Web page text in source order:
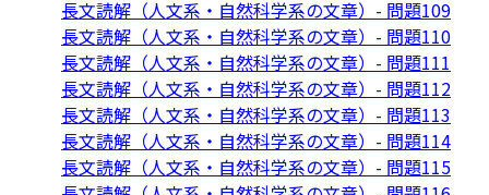
長文読解（人文系・自然科学系の文章）- 問題109
長文読解（人文系・自然科学系の文章）- 問題110
長文読解（人文系・自然科学系の文章）- 問題111
長文読解（人文系・自然科学系の文章）- 問題112
長文読解（人文系・自然科学系の文章）- 問題113
長文読解（人文系・自然科学系の文章）- 問題114
長文読解（人文系・自然科学系の文章）- 問題115